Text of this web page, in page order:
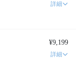
詳細
¥9,199
詳細